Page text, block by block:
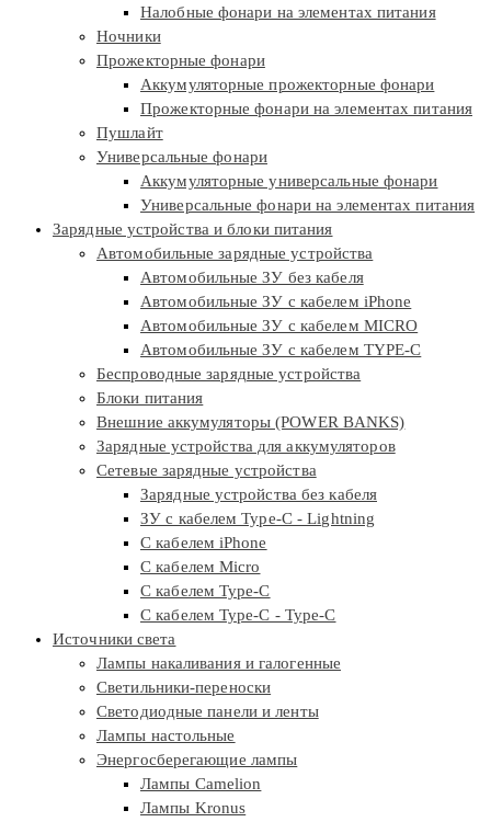
Налобные фонари на элементах питания
Ночники
Прожекторные фонари
Аккумуляторные прожекторные фонари
Прожекторные фонари на элементах питания
Пушлайт
Универсальные фонари
Аккумуляторные универсальные фонари
Универсальные фонари на элементах питания
Зарядные устройства и блоки питания
Автомобильные зарядные устройства
Автомобильные ЗУ без кабеля
Автомобильные ЗУ с кабелем iPhone
Автомобильные ЗУ с кабелем MICRO
Автомобильные ЗУ с кабелем TYPE-C
Беспроводные зарядные устройства
Блоки питания
Внешние аккумуляторы (POWER BANKS)
Зарядные устройства для аккумуляторов
Сетевые зарядные устройства
Зарядные устройства без кабеля
ЗУ с кабелем Type-C - Lightning
С кабелем iPhone
С кабелем Micro
С кабелем Type-C
С кабелем Type-C - Type-C
Источники света
Лампы накаливания и галогенные
Светильники-переноски
Светодиодные панели и ленты
Лампы настольные
Энергосберегающие лампы
Лампы Camelion
Лампы Kronus